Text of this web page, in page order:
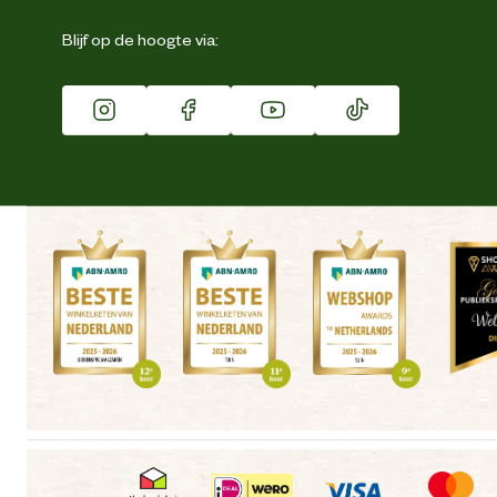
Franchise
Vacatures
Winkels
Blijf op de hoogte via: